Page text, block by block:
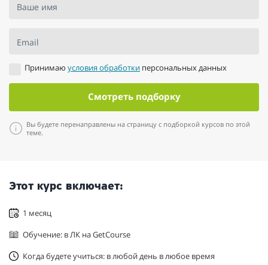
Ваше имя
Email
Принимаю условия обработки персональных данных
Смотреть подборку
Вы будете перенаправлены на страницу с подборкой курсов по этой
теме.
Этот курс включает:
1 месяц
Обучение: в ЛК на GetCourse
Когда будете учиться: в любой день в любое время